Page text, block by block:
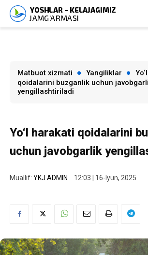
Matbuot xizmati Yangiliklar
qoidalarini buzganlik uchun
yengillashtiriladi
Yo‘l harakati qoidalarini
uchun javobgarlik
Muallif: YKJ ADMIN 12:03 | 16-Iyun, 2025